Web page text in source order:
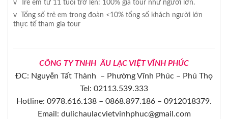
v Trẻ em từ 11 tuổi trở lên: 100% giá tour như người lớn.
v Tổng số trẻ em trong đoàn <10% tổng số khách người lớn
thực tế tham gia tour
CÔNG TY TNHH ÂU LẠC VIỆT VĨNH PHÚC
ĐC: Nguyễn Tất Thành – Phường Vĩnh Phúc – Phú Thọ
Tel: 02113.539.333
Hotline: 0978.616.138 – 0868.897.186 – 0912018379.
Email: dulichaulacvietvinhphuc@gmail.com